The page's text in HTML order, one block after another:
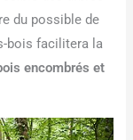
du possible de
bois facilitera la
encombrés et